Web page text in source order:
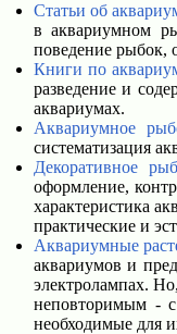
Статьи об
в аквариумном
поведение рыбок,
Книги по
разведение и
аквариумах.
Аквариумное
систематизация
Декоративное
оформление,
характеристика
практические и
Аквариумные
аквариумов и
электролампах.
неповторимым -
необходимые для